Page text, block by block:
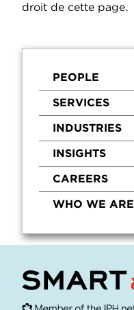
droit de cette page.
PEOPLE
SERVICES
INDUSTRIES
INSIGHTS
CAREERS
WHO WE ARE